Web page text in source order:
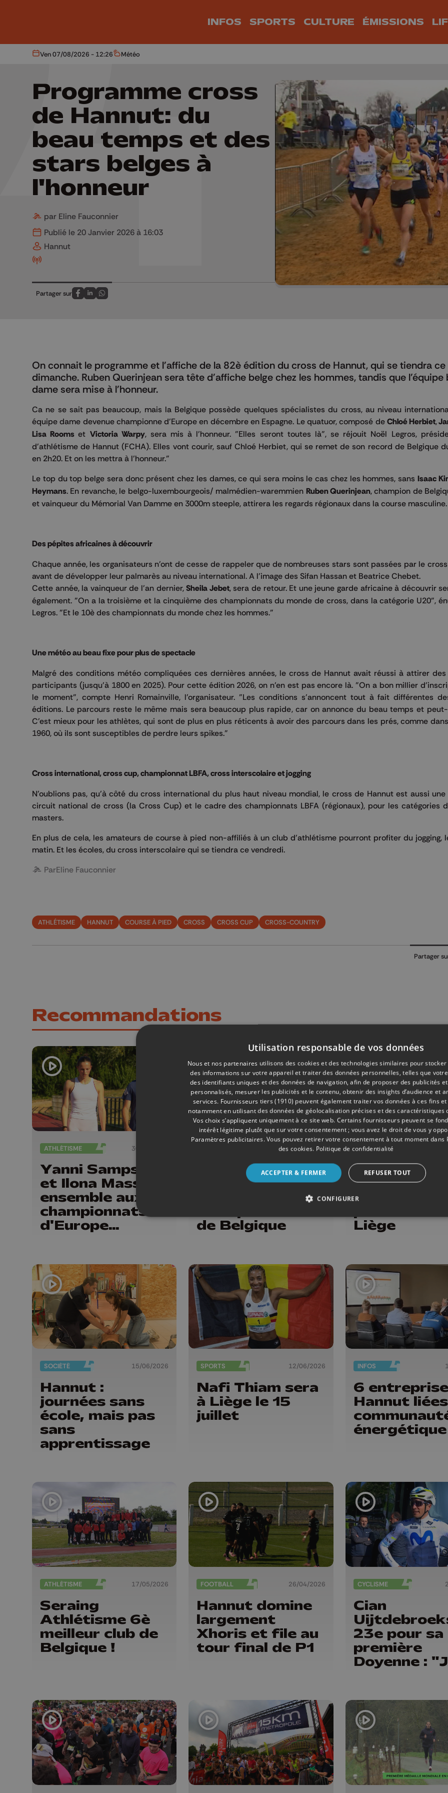
INFOS SPORTS CULTURE ÉMISSIONS
Aujourd'hui
Ven 07/08/2026 - 12:26 Météo
Météo
Programme cross
de Hannut: du
beau temps et des
stars belges à
l'honneur
par Eline Fauconnier
Publié le 20 Janvier 2026 à 16:03
Hannut
Partager sur
Partagez sur FaceBook
Partagez sur LinkedIn
Partagez sur Whatsapp
On connait le programme et l'affiche de la 82è édition du cross de Hannut, qui se tiendra ce
dimanche. Ruben Querinjean sera tête d'affiche belge chez les hommes, tandis que l'équipe
dame sera mise à l'honneur.
Ca ne se sait pas beaucoup, mais la Belgique possède quelques spécialistes du cross, au niveau
équipe dame devenue championne d'Europe en décembre en Espagne. Le quatuor, composé de Chloé Herbiet,
Lisa Roomset Victoria Warpy, sera mis à l'honneur. "Elles seront toutes là", se réjouit Noël Legros,
d'athlétisme de Hannut (FCHA). Elles vont courir, sauf Chloé Herbiet, qui se remet de son record de Belgique
en 2h20. Et on les mettra à l'honneur."
Le top du top belge sera donc présent chez les dames, ce qui sera moins le cas chez les hommes, sans Isaac
Heymans. En revanche, le belgo-luxembourgeois/ malmédien-waremmien Ruben Querinjean, champion de
et vainqueur du Mémorial Van Damme en 3000m steeple, attirera les regards régionaux dans la course masculine.
Des pépites africaines à découvrir
Chaque année, les organisateurs n'ont de cesse de rappeler que de nombreuses stars sont passées par le
avant de développer leur palmarès au niveau international. A l'image des Sifan Hassan et Beatrice Chebet.
Cette année, la vainqueur de l'an dernier,Sheila Jebet, sera de retour. Et une jeune garde africaine à découvrir
également. "On a la troisième et la cinquième des championnats du monde de cross, dans la catégorie U20",
Legros. "Et le 10è des championnats du monde chez les hommes."
Une météo au beau fixe pour plus de spectacle
Malgré des conditions météo compliquées ces dernières années, le cross de Hannut avait réussi à attirer
participants (jusqu'à 1800 en 2025). Pour cette édition 2026, on n'en est pas encore là. "On a bon millier
le moment", compte Henri Romainville, l'organisateur. "Les conditions s'annoncent tout à fait différentes
éditions. Le parcours reste le même mais sera beaucoup plus rapide, car on annonce du beau temps et
C'est mieux pour les athlètes, qui sont de plus en plus réticents à avoir des parcours dans les prés, comme
1960, où ils sont susceptibles de perdre leurs spikes."
Cross international, cross cup, championnat LBFA, cross interscolaire et jogging
N'oublions pas, qu'à côté du cross international du plus haut niveau mondial, le cross de Hannut est aussi une
circuit national de cross (la Cross Cup) et le cadre des championnats LBFA (régionaux), pour les catégories
masters.
En plus de cela, les amateurs de course à pied non-affiliés à un club d'athlétisme pourront profiter du jogging,
matin. Et les écoles, du cross interscolaire qui se tiendra ce vendredi.
ParEline Fauconnier
ATHLÉTISME HANNUT COURSE À PIED CROSS CROSS CUP CROSS-COUNTRY
Partager
Recommandations
ATHLÉTISME 30/07/2026
Yanni Sampson
et Ilona Masson,
ensemble aux
championnats
d'Europe
27/07/2026
Antoine
Snyders roi du
de Belgique
ATHLÉTISME
Deux
Belgique au
meeting de la
Liège
SOCIÉTÉ 15/06/2026
Hannut :
journées sans
école, mais pas
sans
apprentissage
SPORTS 12/06/2026
Nafi Thiam sera
à Liège le 15
juillet
INFOS
6
Hannut
énergétique
ATHLÉTISME 17/05/2026
Seraing
Athlétisme 6è
meilleur club de
Belgique !
FOOTBALL 26/04/2026
Hannut domine
largement
Xhoris et file au
tour final de P1
CYCLISME
Cian
23e pour sa
première
Doyenne :
Utilisation responsable de vos données
Nous et nos partenaires utilisons des cookies et des technologies similaires pour
des informations sur votre appareil et traiter des données personnelles, telles que votre
des identifiants uniques et des données de navigation, afin de proposer des publicités
personnalisés, mesurer les publicités et le contenu, obtenir des insights d’audience et
services. Fournisseurs tiers (1910) peuvent également traiter vos données à ces fins et
notamment en utilisant des données de géolocalisation précises et des caractéristiques
Vos choix s’appliquent uniquement à ce site web. Certains fournisseurs peuvent se
intérêt légitime plutôt que sur votre consentement ; vous avez le droit de vous y
Paramètres publicitaires. Vous pouvez retirer votre consentement à tout moment dans
des cookies. Politique de confidentialité
ACCEPTER & FERMER REFUSER TOUT
CONFIGURER